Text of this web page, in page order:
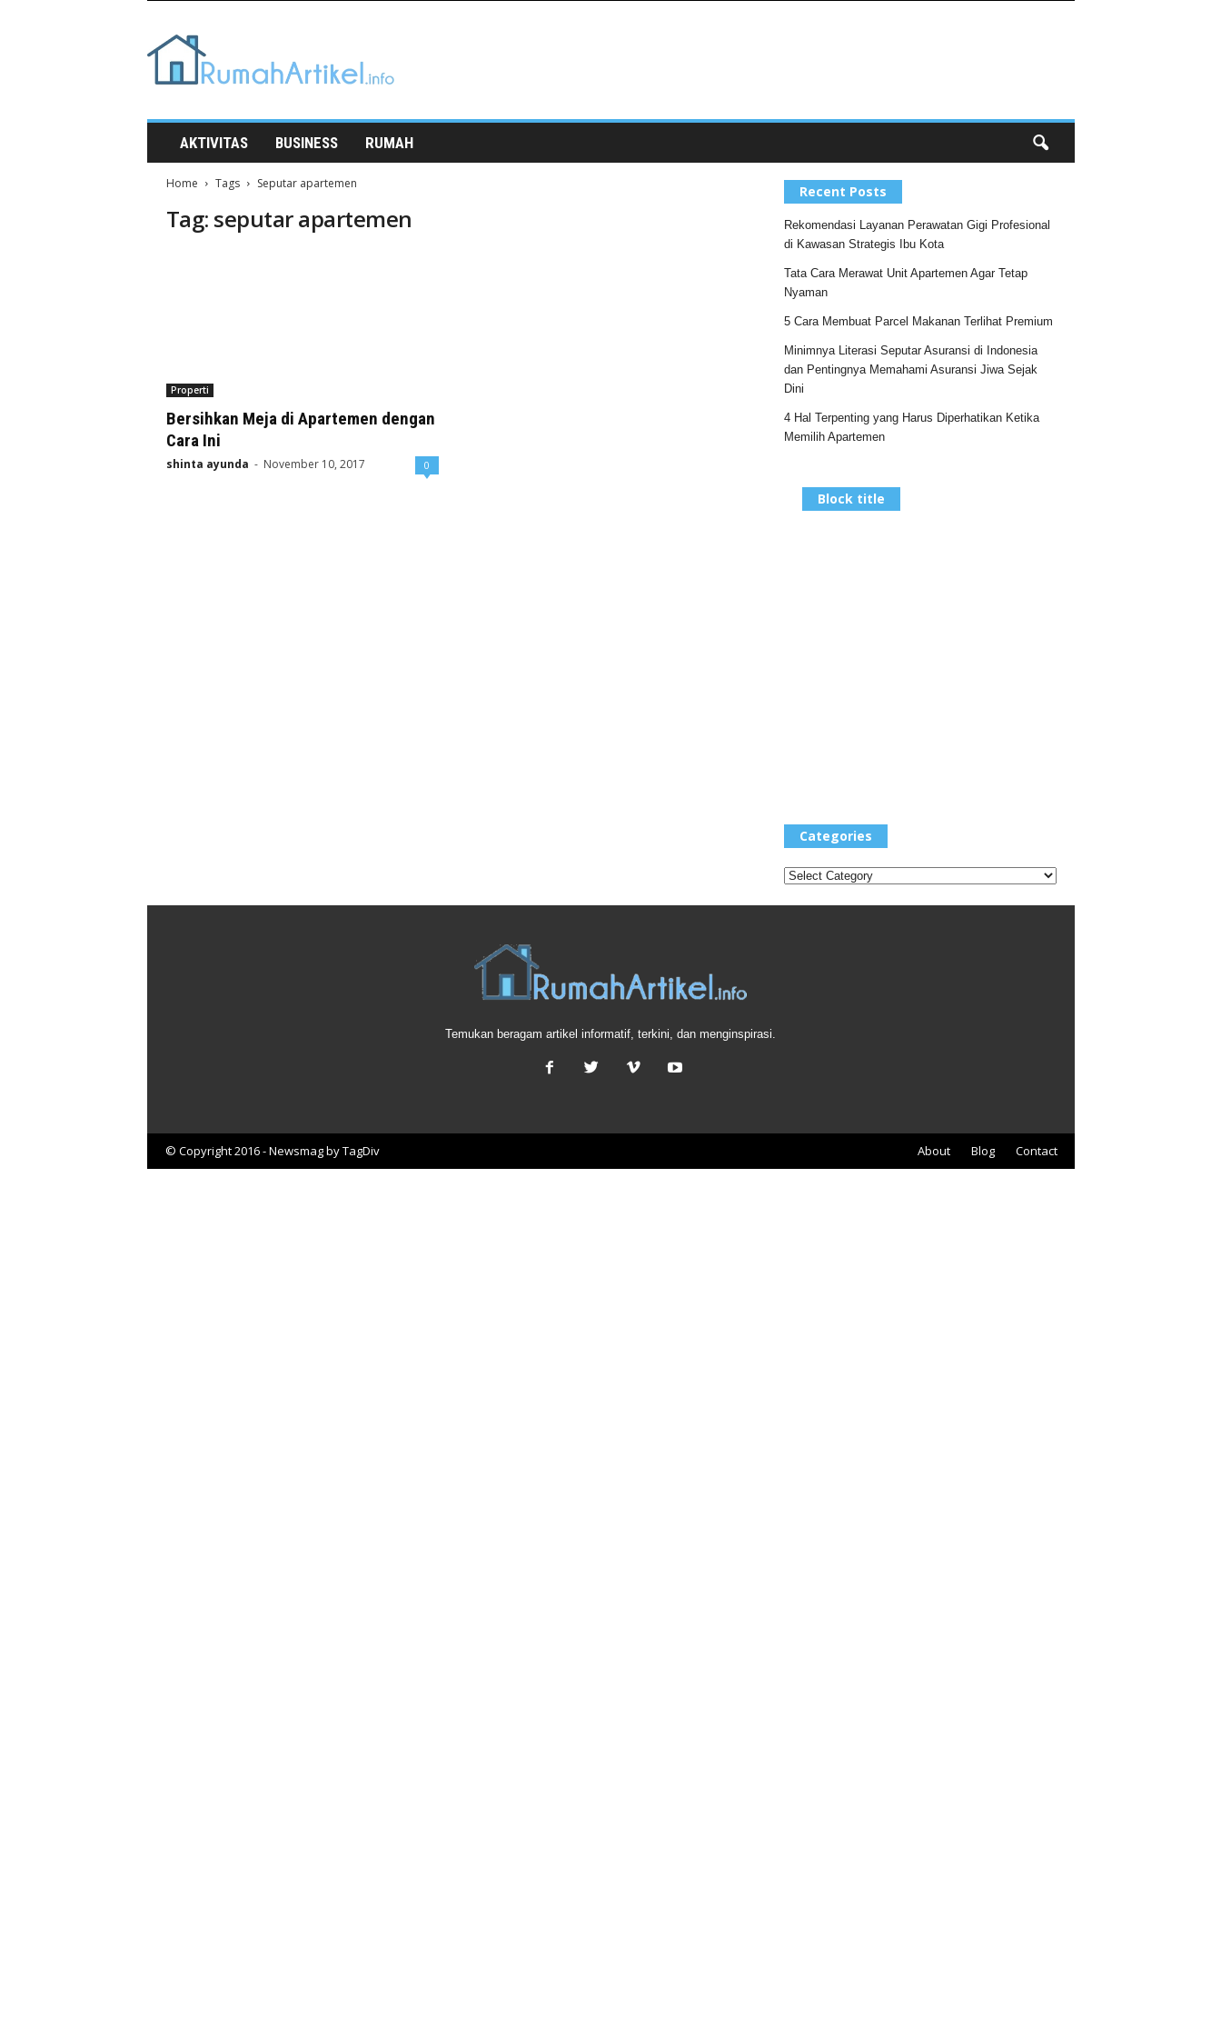
Artikel
AKTIVITAS BUSINESS RUMAH
Home Tags Seputar apartemen
Tag: seputar apartemen
Properti
Bersihkan Meja di Apartemen dengan
Cara Ini
shinta ayunda - November 10, 2017 0
Recent Posts
Rekomendasi Layanan Perawatan Gigi Profesional
di Kawasan Strategis Ibu Kota
Tata Cara Merawat Unit Apartemen Agar Tetap
Nyaman
5 Cara Membuat Parcel Makanan Terlihat Premium
Minimnya Literasi Seputar Asuransi di Indonesia
dan Pentingnya Memahami Asuransi Jiwa Sejak
Dini
4 Hal Terpenting yang Harus Diperhatikan Ketika
Memilih Apartemen
Block title
Categories
Temukan beragam artikel informatif, terkini, dan menginspirasi.
About Blog Contact
© Copyright 2016 - Newsmag by TagDiv